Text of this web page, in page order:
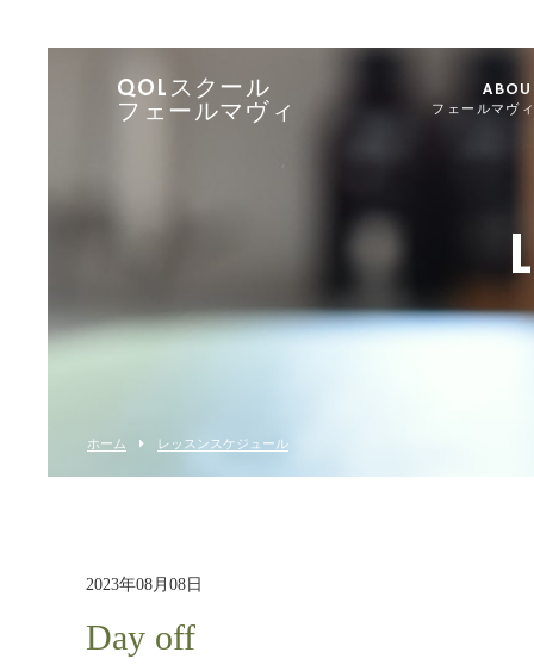
QOLスクール
フェールマヴィ
フェールマヴ
ホーム レッスンスケジュール
2023年08月08日
Day off